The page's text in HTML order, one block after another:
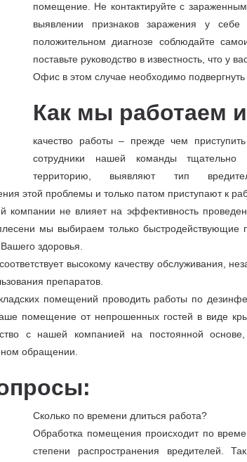
помещение. Не контактируйте с
выявлении признаков заражения у себе
положительном диагнозе соблюдайте
поставьте руководство в известность, что у
Офис в этом случае необходимо
Как мы работаем
качество работы – прежде чем
сотрудники нашей команды тщательно
территорию, выявляют тип
этой проблемы и только патом приступают к
компании не влияет на эффективность
мы выбираем только быстродействующие
здоровья.
высокому качеству обслуживания,
препаратов.
помещений проводить работы по
помещение от непрошенных гостей в виде
с нашей компанией на постоянной
обращении.
Сколько по времени длиться работа?
Обработка помещения происходит по
степени распространения вредителей.